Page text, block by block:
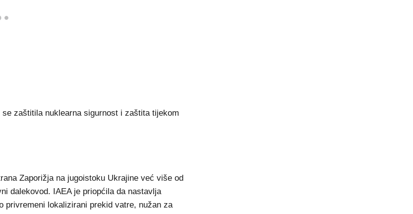
zaštitila nuklearna sigurnost i zaštita tijekom
Zaporižja na jugoistoku Ukrajine već više od
dalekovod. IAEA je priopćila da nastavlja
privremeni lokalizirani prekid vatre, nužan za